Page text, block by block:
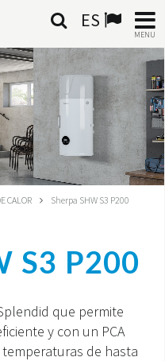
ES
MENU
CALOR Sherpa SHW S3 P200
S3 P200
que permite
y con un PCA
de hasta